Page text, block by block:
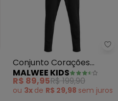
- Conjunto Infantil
Conjunto Corações
(Preto Absoluto)
MALWEE KIDS
R$ 89,95R$ 199,90
ou 3x de R$ 29,98 sem juros